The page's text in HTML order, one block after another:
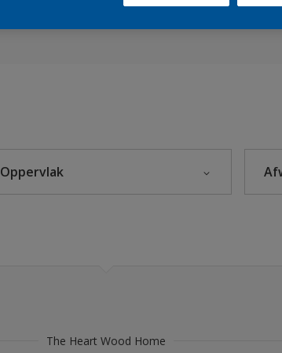
Oppervlak
The Heart Wood Home